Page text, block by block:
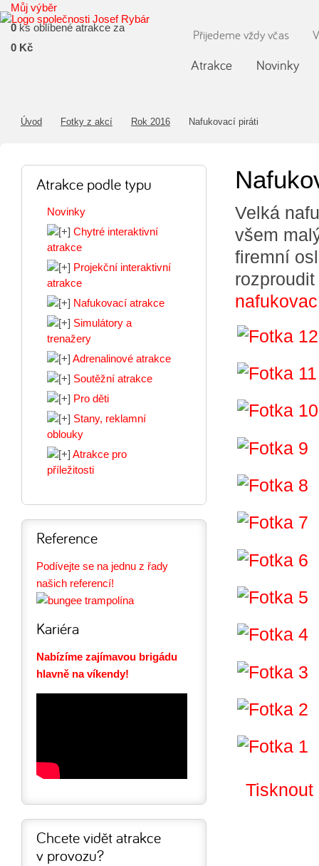
Atrakce Novinky
Můj výběr
0 ks oblíbené atrakce za
0 Kč
Přijedeme vždy včas
Úvod Fotky z akcí Rok 2016 Nafukovací piráti
Velká
všem
firemní
Tisknout
Atrakce podle typu
Novinky
Chytré interaktivní
atrakce
Projekční interaktivní
atrakce
Nafukovací atrakce
Simulátory a
trenažery
Adrenalinové atrakce
Soutěžní atrakce
Pro děti
Stany, reklamní
oblouky
Atrakce pro
příležitosti
Reference
Podívejte se na jednu z řady
našich referencí!
Kariéra
Nabízíme zajímavou brigádu
hlavně na víkendy!
Chcete vidět atrakce
v provozu?